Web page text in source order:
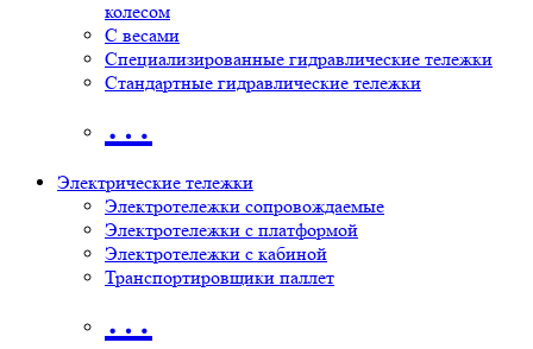
колесом
С весами
Специализированные гидравлические тележки
Стандартные гидравлические тележки
…
Электрические тележки
Электротележки сопровождаемые
Электротележки с платформой
Электротележки с кабиной
Транспортировщики паллет
…